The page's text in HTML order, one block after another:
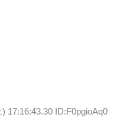
17:16:43.30 ID:F0pgioAq0